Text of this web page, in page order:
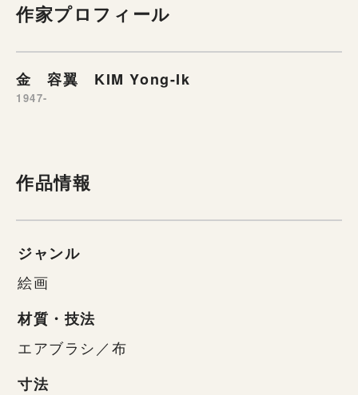
作家プロフィール
金 容翼 KIM Yong-Ik
1947-
作品情報
ジャンル
絵画
材質・技法
エアブラシ／布
寸法